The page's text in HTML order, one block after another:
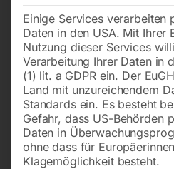
Einige Services verarbeiten
Daten in den USA. Mit Ihrer
Nutzung dieser Services
Verarbeitung Ihrer Daten in
(1) lit. a GDPR ein. Der
Land mit unzureichendem
Standards ein. Es besteht
Gefahr, dass US-Behörden
Daten in
ohne dass für
Klagemöglichkeit besteht.